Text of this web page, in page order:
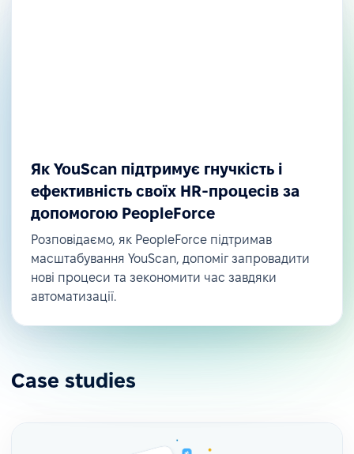
Як YouScan підтримує гнучкість і
ефективність своїх HR-процесів за
допомогою PeopleForce
Розповідаємо, як PeopleForce підтримав
масштабування YouScan, допоміг запровадити
нові процеси та зекономити час завдяки
автоматизації.
Case studies